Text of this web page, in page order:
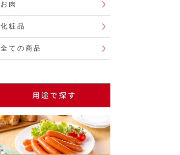
お肉
化粧品
全ての商品
用途で探す